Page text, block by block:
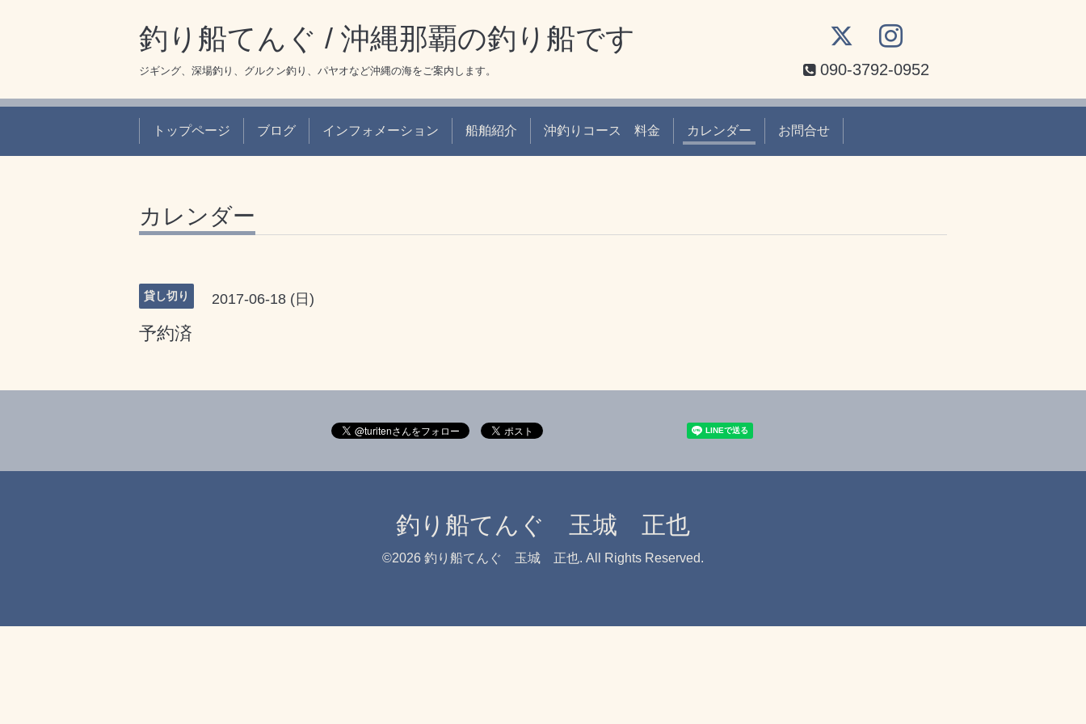
釣り船てんぐ / 沖縄那覇の釣り船です
ジギング、深場釣り、グルクン釣り、パヤオなど沖縄の海をご案内します。 090-3792-0952
トップページ ブログ インフォメーション 船舶紹介 沖釣りコース 料金 カレンダー お問合せ
カレンダー
貸し切り 2017-06-18 (日)
予約済
釣り船てんぐ 玉城 正也
©2026 釣り船てんぐ 玉城 正也. All Rights Reserved.